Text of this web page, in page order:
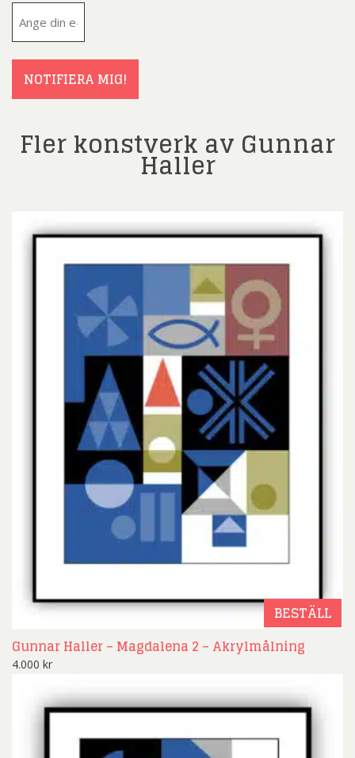
NOTIFIERA MIG!
Fler konstverk av Gunnar
Haller
BESTÄLL
Gunnar Haller – Magdalena 2 – Akrylmålning
4.000 kr